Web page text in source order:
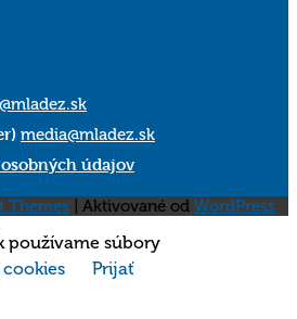
media@mladez.sk
údajov
Themes | Aktivované od WordPress
používame súbory
Prijať